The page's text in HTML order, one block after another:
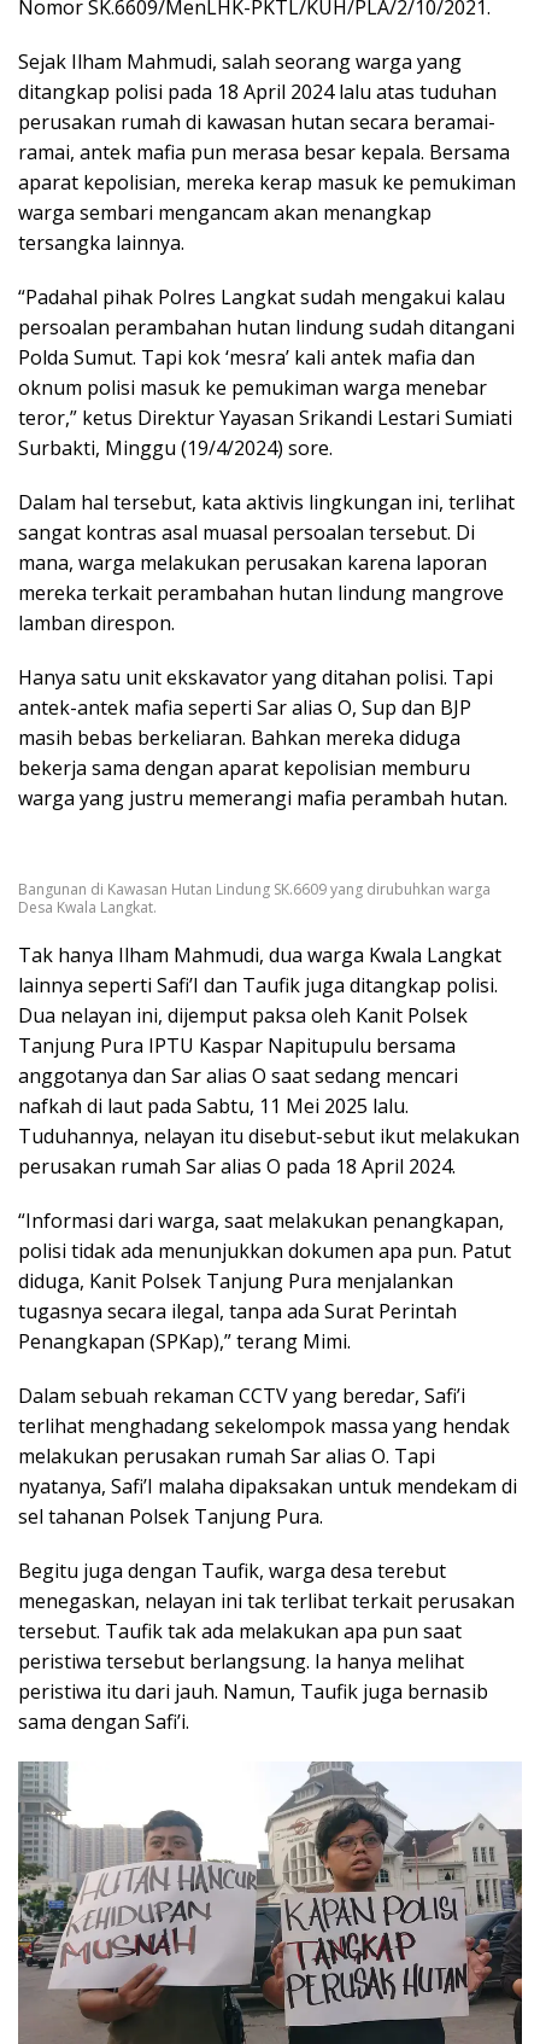
Nomor SK.6609/MenLHK-PKTL/KUH/PLA/2/10/2021.
Sejak Ilham Mahmudi, salah seorang warga yang
ditangkap polisi pada 18 April 2024 lalu atas tuduhan
perusakan rumah di kawasan hutan secara beramai-
ramai, antek mafia pun merasa besar kepala. Bersama
aparat kepolisian, mereka kerap masuk ke pemukiman
warga sembari mengancam akan menangkap
tersangka lainnya.
“Padahal pihak Polres Langkat sudah mengakui kalau
persoalan perambahan hutan lindung sudah ditangani
Polda Sumut. Tapi kok ‘mesra’ kali antek mafia dan
oknum polisi masuk ke pemukiman warga menebar
teror,” ketus Direktur Yayasan Srikandi Lestari Sumiati
Surbakti, Minggu (19/4/2024) sore.
Dalam hal tersebut, kata aktivis lingkungan ini, terlihat
sangat kontras asal muasal persoalan tersebut. Di
mana, warga melakukan perusakan karena laporan
mereka terkait perambahan hutan lindung mangrove
lamban direspon.
Hanya satu unit ekskavator yang ditahan polisi. Tapi
antek-antek mafia seperti Sar alias O, Sup dan BJP
masih bebas berkeliaran. Bahkan mereka diduga
bekerja sama dengan aparat kepolisian memburu
warga yang justru memerangi mafia perambah hutan.
Bangunan di Kawasan Hutan Lindung SK.6609 yang dirubuhkan warga
Desa Kwala Langkat.
Tak hanya Ilham Mahmudi, dua warga Kwala Langkat
lainnya seperti Safi’I dan Taufik juga ditangkap polisi.
Dua nelayan ini, dijemput paksa oleh Kanit Polsek
Tanjung Pura IPTU Kaspar Napitupulu bersama
anggotanya dan Sar alias O saat sedang mencari
nafkah di laut pada Sabtu, 11 Mei 2025 lalu.
Tuduhannya, nelayan itu disebut-sebut ikut melakukan
perusakan rumah Sar alias O pada 18 April 2024.
“Informasi dari warga, saat melakukan penangkapan,
polisi tidak ada menunjukkan dokumen apa pun. Patut
diduga, Kanit Polsek Tanjung Pura menjalankan
tugasnya secara ilegal, tanpa ada Surat Perintah
Penangkapan (SPKap),” terang Mimi.
Dalam sebuah rekaman CCTV yang beredar, Safi’i
terlihat menghadang sekelompok massa yang hendak
melakukan perusakan rumah Sar alias O. Tapi
nyatanya, Safi’I malaha dipaksakan untuk mendekam di
sel tahanan Polsek Tanjung Pura.
Begitu juga dengan Taufik, warga desa terebut
menegaskan, nelayan ini tak terlibat terkait perusakan
tersebut. Taufik tak ada melakukan apa pun saat
peristiwa tersebut berlangsung. Ia hanya melihat
peristiwa itu dari jauh. Namun, Taufik juga bernasib
sama dengan Safi’i.